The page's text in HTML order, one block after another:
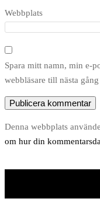
Webbplats
Spara mitt namn, min e-
webbläsare till nästa
Denna webbplats
om hur din